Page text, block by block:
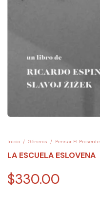
Inicio / Géneros / Pensar El Presente
LA ESCUELA ESLOVENA
$330.00